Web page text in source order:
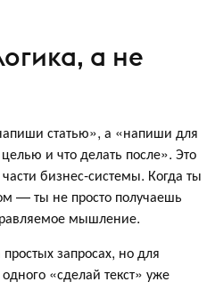
а не
статью», а «напиши для
и что делать после». Это
бизнес-системы. Когда ты
— ты не просто получаешь
мышление.
запросах, но для
«сделай текст» уже